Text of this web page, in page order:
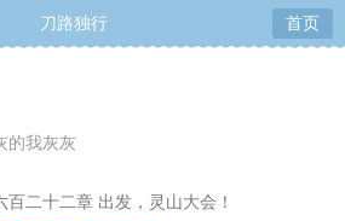
刀路独行 首页
的我灰灰
百二十二章 出发，灵山大会！